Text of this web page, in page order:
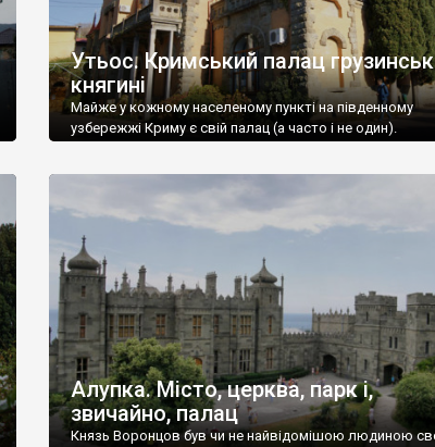
Утьос. Кримський палац
княгині
Майже у кожному населеному пункті на південному
узбережжі Криму є свій палац (а часто і не один).
Алупка. Місто, церква, парк і,
звичайно, палац
Князь Воронцов був чи не найвідомішою людиною